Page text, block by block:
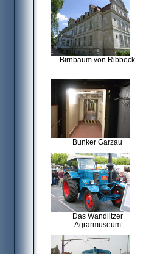
Birnbaum von Ribbeck
Bunker Garzau
Das Wandlitzer
Agrarmuseum